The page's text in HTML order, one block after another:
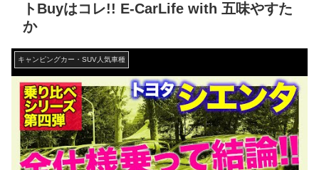
トBuyはコレ!! E-CarLife with 五味やすた
か
キャンピングカー・SUV人気車種